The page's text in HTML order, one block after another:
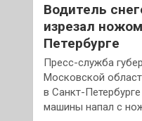
Водитель
изрезал
Петербурге
Пресс-служба
Московской
в Санкт-
машины напал с